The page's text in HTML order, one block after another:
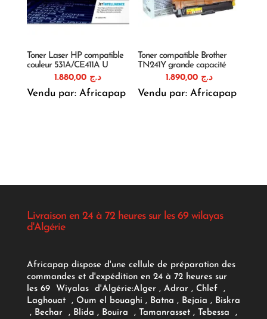
Toner Laser HP compatible
couleur 531A/CE411A U
د.ج
Vendu par: Africapap
Toner compatible Brother
TN241Y grande capacité
د.ج 1.890,00
Vendu par: Africapap
Livraison en 24 à 72 heures sur les 69 wilayas
d'Algérie
Africapap dispose d'une cellule de préparation des
commandes et d'expédition en 24 à 72 heures sur
les 69 Wiyalas d'Algérie:Alger , Adrar, Chlef ,
Laghouat , Oum el bouaghi , Batna , Bejaia , Biskra
, Bechar , Blida , Bouira , Tamanrasset , Tebessa ,